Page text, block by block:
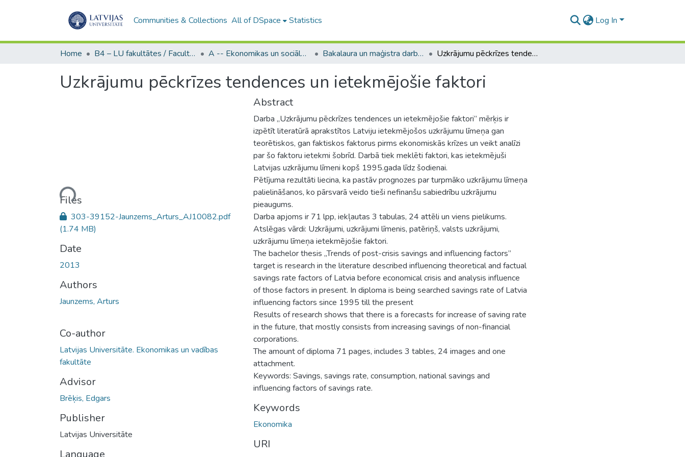
Communities & Collections All of DSpace Statistics Log In
Home B4 – LU fakultātes / Faculties of the UL A -- Ekonomikas un sociālo zinātņu fakultāte / Faculty of Economics and Social Sciences Bakalaura un maģistra darbi (ESZF) / Bachelor's and Master's theses Uzkrājumu pēckrīzes tendences un ietekmējošie faktori
Uzkrājumu pēckrīzes tendences un ietekmējošie faktori
Loading...
Files
303-39152-Jaunzems_Arturs_AJ10082.pdf
(1.74 MB)
Date
2013
Authors
Jaunzems, Arturs
Co-author
Latvijas Universitāte. Ekonomikas un vadības
fakultāte
Advisor
Brēķis, Edgars
Publisher
Latvijas Universitāte
Language
Abstract
Darba „Uzkrājumu pēckrīzes tendences un ietekmējošie faktori” mērķis ir
izpētīt literatūrā aprakstītos Latviju ietekmējošos uzkrājumu līmeņa gan
teorētiskos, gan faktiskos faktorus pirms ekonomiskās krīzes un veikt analīzi
par šo faktoru ietekmi šobrīd. Darbā tiek meklēti faktori, kas ietekmējuši
Latvijas uzkrājumu līmeni kopš 1995.gada līdz šodienai.
Pētījuma rezultāti liecina, ka pastāv prognozes par turpmāko uzkrājumu līmeņa
palielināšanos, ko pārsvarā veido tieši nefinanšu sabiedrību uzkrājumu
pieaugums.
Darba apjoms ir 71 lpp, iekļautas 3 tabulas, 24 attēli un viens pielikums.
Atslēgas vārdi: Uzkrājumi, uzkrājumi līmenis, patēriņš, valsts uzkrājumi,
uzkrājumu līmeņa ietekmējošie faktori.
The bachelor thesis „Trends of post-crisis savings and influencing factors”
target is research in the literature described influencing theoretical and factual
savings rate factors of Latvia before economical crisis and analysis influence
of those factors in present. In diploma is being searched savings rate of Latvia
influencing factors since 1995 till the present
Results of research shows that there is a forecasts for increase of saving rate
in the future, that mostly consists from increasing savings of non-financial
corporations.
The amount of diploma 71 pages, includes 3 tables, 24 images and one
attachment.
Keywords: Savings, savings rate, consumption, national savings and
influencing factors of savings rate.
Keywords
Ekonomika
URI